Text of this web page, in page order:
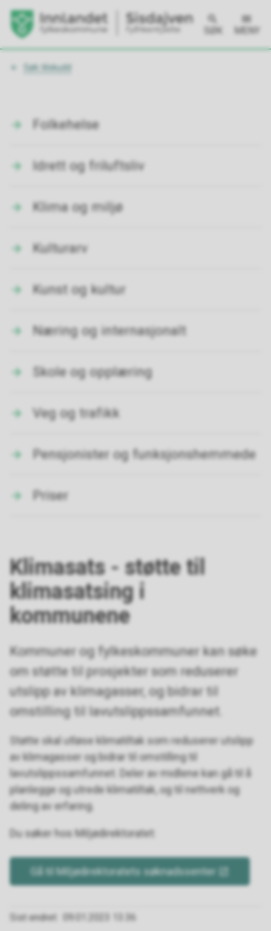
SØK MENY
Du
Søk tilskudd
Folkehelse
Idrett og friluftsliv
Klima og miljø
Kulturarv
Kunst og kultur
Næring og internasjonalt
Skole og opplæring
Veg og trafikk
Pensjonister og funksjonshemmede
Priser
Klimasats - støtte til
klimasatsing i
kommunene
Kommuner og fylkeskommuner kan søke
om støtte til prosjekter som reduserer
utslipp av klimagasser, og bidrar til
omstilling til lavutslippssamfunnet.
Støtte skal utløse klimatiltak som reduserer utslipp
av klimagasser og bidrar til omstilling til
lavutslippssamfunnet. Deler av midlene kan gå til å
planlegge og utrede klimatiltak, og til nettverk og
deling av erfaring.
Du søker hos Miljødirektoratet:
Gå til Miljødirektoratets søknadssenter
Sist endret 09.01.2023 13.36